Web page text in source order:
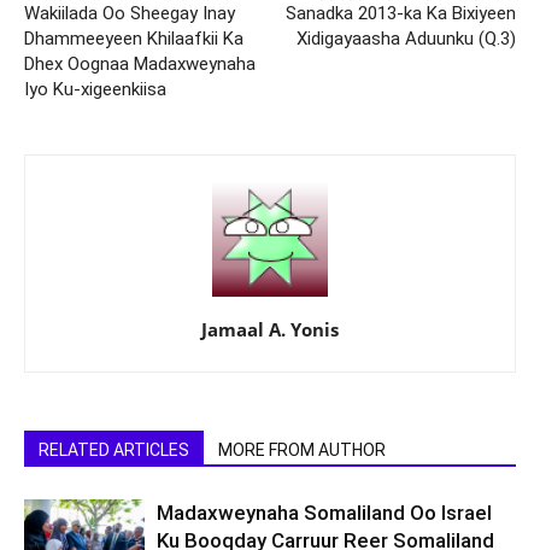
Wakiilada Oo Sheegay Inay
Dhammeeyeen Khilaafkii Ka
Dhex Oognaa Madaxweynaha
Iyo Ku-xigeenkiisa
Sanadka 2013-ka Ka Bixiyeen
Xidigayaasha Aduunku (Q.3)
Jamaal A. Yonis
RELATED ARTICLES MORE FROM AUTHOR
Madaxweynaha Somaliland Oo Israel
Ku Booqday Carruur Reer Somaliland